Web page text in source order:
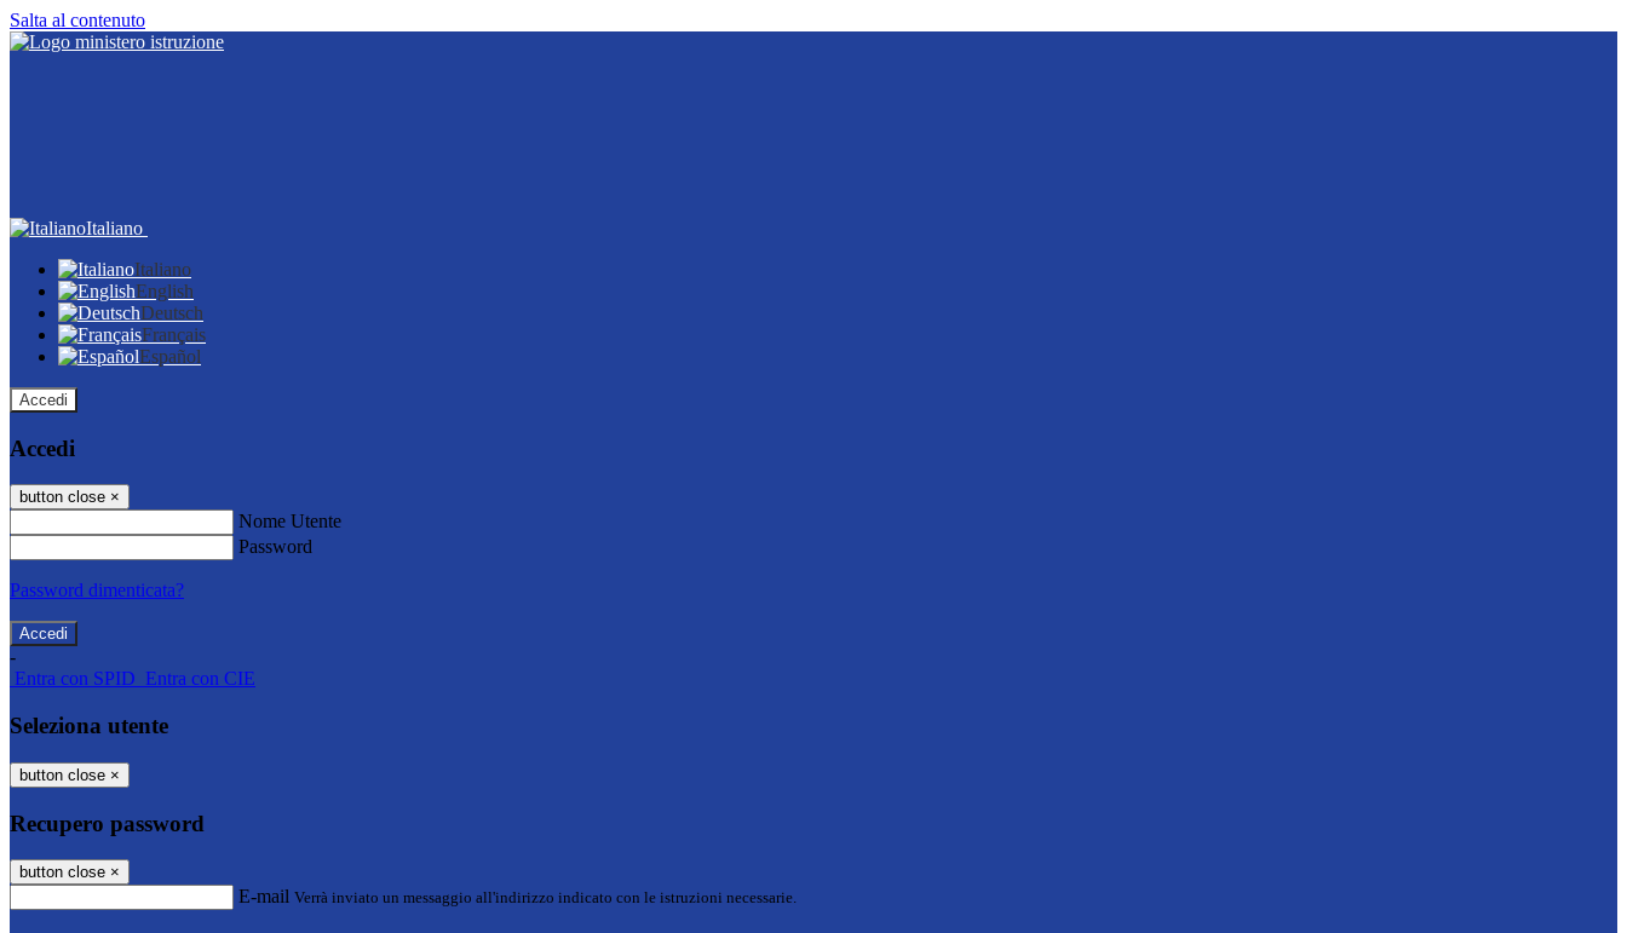
Salta al contenuto
Italiano
Italiano
English
Deutsch
Français
Español
Accedi
Accedi
button close ×
Nome Utente
Password
Password dimenticata?
-
Entra con SPID Entra con CIE
Seleziona utente
button close ×
Recupero password
button close ×
E-mail Verrà inviato un messaggio all'indirizzo indicato con le istruzioni necessarie.